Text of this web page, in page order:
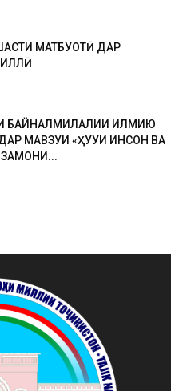
МАТБУОТӢ ДАР
БАЙНАЛМИЛАЛИИ ИЛМИЮ
МАВЗУИ «ҲУҚУҚИ ИНСОН ВА